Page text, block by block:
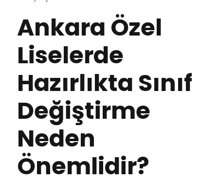
Ankara Özel
Liselerde
Hazırlıkta Sınıf
Değiştirme
Neden
Önemlidir?